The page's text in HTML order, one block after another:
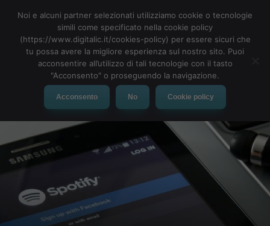
MENU
Noi e alcuni partner selezionati utilizziamo cookie o tecnologie
simili come specificato nella cookie policy
(https://www.digitalic.it/cookies-policy) per essere sicuri che
tu possa avere la migliore esperienza sul nostro sito. Puoi
acconsentire all’utilizzo di tali tecnologie con il tasto
"Acconsento" o proseguendo la navigazione.
Acconsento No Cookie policy